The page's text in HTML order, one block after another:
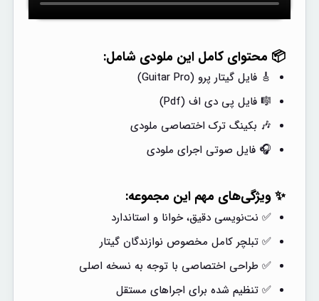
📦 محتوای کامل این ملودی شامل:
🎸 فایل گیتار پرو (Guitar Pro)
🎼 فایل پی دی اف (Pdf)
🎶 بکینگ ترک اختصاصی ملودی
🎧 فایل صوتی اجرای ملودی
✨ ویژگی‌های مهم این مجموعه:
✅ نت‌نویسی دقیق، خوانا و استاندارد
✅ تبلچر کامل مخصوص نوازندگان گیتار
✅ طراحی اختصاصی با توجه به نسخه اصلی
✅ تنظیم شده برای اجراهای مستقل